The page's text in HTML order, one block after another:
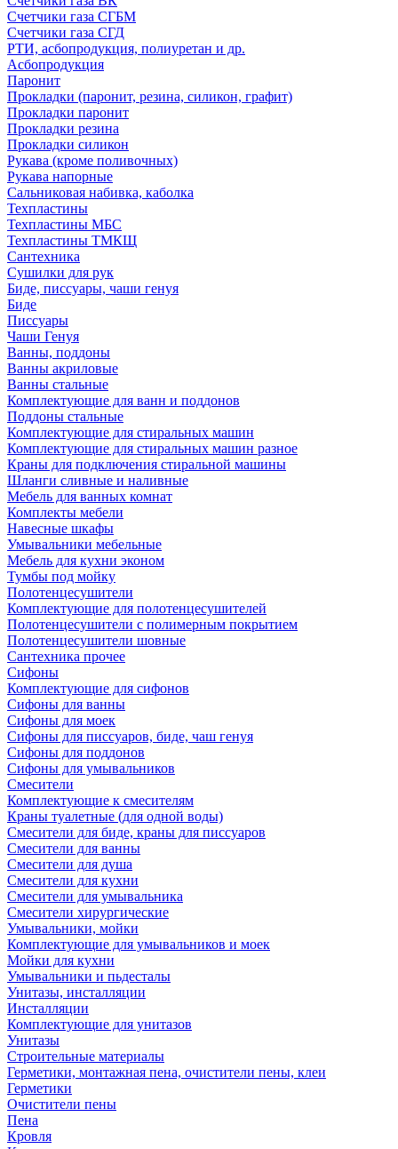
Счетчики газа СГБМ
Счетчики газа СГД
РТИ, асбопродукция, полиуретан и др.
Асбопродукция
Паронит
Прокладки (паронит, резина, силикон, графит)
Прокладки паронит
Прокладки резина
Прокладки силикон
Рукава (кроме поливочных)
Рукава напорные
Сальниковая набивка, каболка
Техпластины
Техпластины МБС
Техпластины ТМКЩ
Сантехника
Сушилки для рук
Биде, писсуары, чаши генуя
Биде
Писсуары
Чаши Генуя
Ванны, поддоны
Ванны акриловые
Ванны стальные
Комплектующие для ванн и поддонов
Поддоны стальные
Комплектующие для стиральных машин
Комплектующие для стиральных машин разное
Краны для подключения стиральной машины
Шланги сливные и наливные
Мебель для ванных комнат
Комплекты мебели
Навесные шкафы
Умывальники мебельные
Мебель для кухни эконом
Тумбы под мойку
Полотенцесушители
Комплектующие для полотенцесушителей
Полотенцесушители с полимерным покрытием
Полотенцесушители шовные
Сантехника прочее
Сифоны
Комплектующие для сифонов
Сифоны для ванны
Сифоны для моек
Сифоны для писсуаров, биде, чаш генуя
Сифоны для поддонов
Сифоны для умывальников
Смесители
Комплектующие к смесителям
Краны туалетные (для одной воды)
Смесители для биде, краны для писсуаров
Смесители для ванны
Смесители для душа
Смесители для кухни
Смесители для умывальника
Смесители хирургические
Умывальники, мойки
Комплектующие для умывальников и моек
Мойки для кухни
Умывальники и пьдесталы
Унитазы, инсталляции
Инсталляции
Комплектующие для унитазов
Унитазы
Строительные материалы
Герметики, монтажная пена, очистители пены, клеи
Герметики
Очистители пены
Пена
Кровля